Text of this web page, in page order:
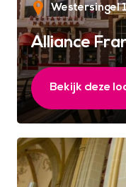
Westersingel
Alliance
Bekijk deze